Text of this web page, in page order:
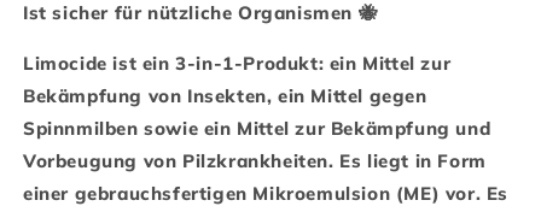
Ist sicher für nützliche Organismen 🐝
Limocide ist ein 3-in-1-Produkt: ein Mittel zur
Bekämpfung von Insekten, ein Mittel gegen
Spinnmilben sowie ein Mittel zur Bekämpfung und
Vorbeugung von Pilzkrankheiten. Es liegt in Form
einer gebrauchsfertigen Mikroemulsion (ME) vor. Es